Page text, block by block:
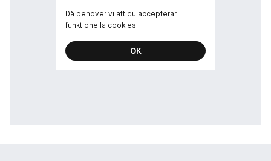
Då behöver vi att du accepterar
funktionella cookies
OK